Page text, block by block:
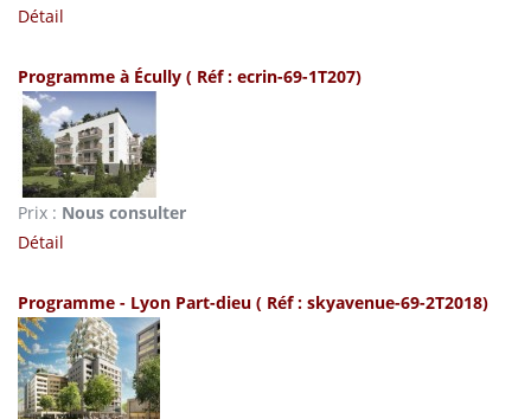
Détail
Programme à Écully ( Réf : ecrin-69-1T207)
Prix : Nous consulter
Détail
Programme - Lyon Part-dieu ( Réf : skyavenue-69-2T2018)